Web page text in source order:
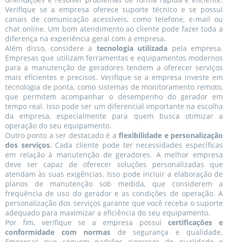
Verifique se a empresa oferece suporte técnico e se possui
canais de comunicação acessíveis, como telefone, e-mail ou
chat online. Um bom atendimento ao cliente pode fazer toda a
diferença na experiência geral com a empresa.
Além disso, considere a tecnologia utilizada pela empresa.
Empresas que utilizam ferramentas e equipamentos modernos
para a manutenção de geradores tendem a oferecer serviços
mais eficientes e precisos. Verifique se a empresa investe em
tecnologia de ponta, como sistemas de monitoramento remoto,
que permitem acompanhar o desempenho do gerador em
tempo real. Isso pode ser um diferencial importante na escolha
da empresa, especialmente para quem busca otimizar a
operação do seu equipamento.
Outro ponto a ser destacado é aflexibilidade e personalização
dos serviços. Cada cliente pode ter necessidades específicas
em relação à manutenção de geradores. A melhor empresa
deve ser capaz de oferecer soluções personalizadas que
atendam às suas exigências. Isso pode incluir a elaboração de
planos de manutenção sob medida, que considerem a
frequência de uso do gerador e as condições de operação. A
personalização dos serviços garante que você receba o suporte
adequado para maximizar a eficiência do seu equipamento.
Por fim, verifique se a empresa possuicertificações e
conformidade com normas de segurança e qualidade.